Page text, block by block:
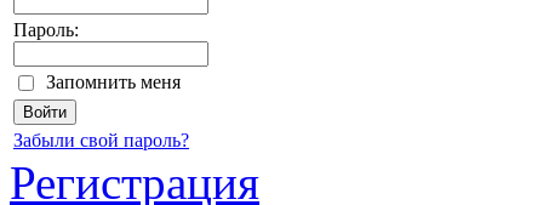
Пароль:
Запомнить меня
Забыли свой пароль?
Регистрация